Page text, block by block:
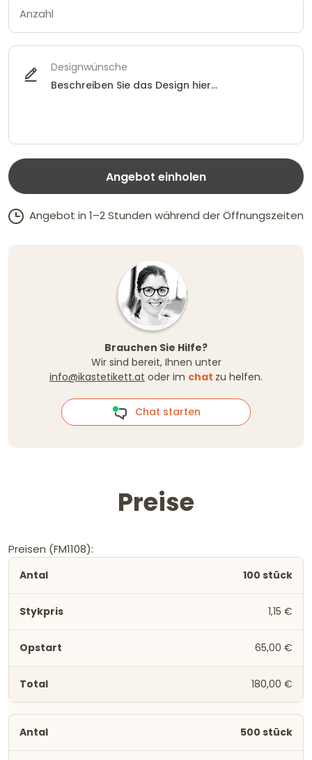
Designwünsche
Angebot einholen
Angebot in 1–2 Stunden während der Öffnungszeiten
Brauchen Sie Hilfe?
Wir sind bereit, Ihnen unter
info@ikastetikett.at oder im chat zu helfen.
Chat starten
Preise
Preisen (FM1108):
100 stück
1,15 €
65,00 €
180,00 €
500 stück